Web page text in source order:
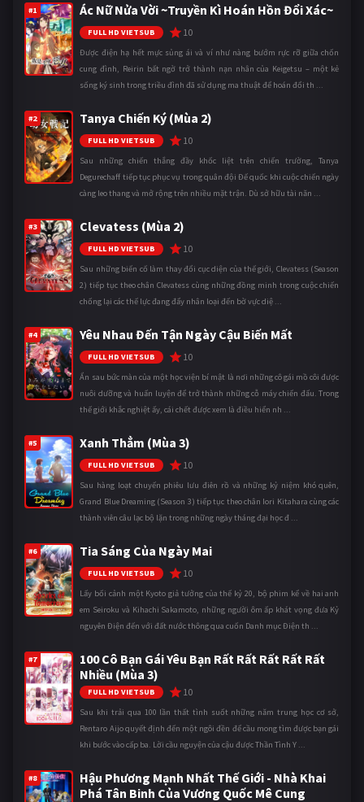
#1 Ác Nữ Nửa Vời ~Truyền Kì Hoán Hồn Đổi Xác~
FULL HD VIETSUB 10
Được điện hạ hết mực sủng ái và ví như nàng bướm rực rỡ giữa chốn
cung đình, Reirin bất ngờ trở thành nạn nhân của Keigetsu – một kẻ
sống ký sinh trong triều đình đã sử dụng ma thuật để hoán đổi th ...
#2 Tanya Chiến Ký (Mùa 2)
FULL HD VIETSUB 10
Sau những chiến thắng đầy khốc liệt trên chiến trường, Tanya
Degurechaff tiếp tục phục vụ trong quân đội Đế quốc khi cuộc chiến ngày
càng leo thang và mở rộng trên nhiều mặt trận. Dù sở hữu tài năn ...
#3 Clevatess (Mùa 2)
FULL HD VIETSUB 10
Sau những biến cố làm thay đổi cục diện của thế giới, Clevatess (Season
2) tiếp tục theo chân Clevatess cùng những đồng minh trong cuộc chiến
chống lại các thế lực đang đẩy nhân loại đến bờ vực diệ ...
#4 Yêu Nhau Đến Tận Ngày Cậu Biến Mất
FULL HD VIETSUB 10
Ẩn sau bức màn của một học viện bí mật là nơi những cô gái mồ côi được
nuôi dưỡng và huấn luyện để trở thành những cỗ máy chiến đấu. Trong
thế giới khắc nghiệt ấy, cái chết được xem là điều hiển nh ...
#5 Xanh Thẳm (Mùa 3)
FULL HD VIETSUB 10
Sau hàng loạt chuyến phiêu lưu điên rồ và những kỷ niệm khó quên,
Grand Blue Dreaming (Season 3) tiếp tục theo chân Iori Kitahara cùng các
thành viên câu lạc bộ lặn trong những ngày tháng đại học đ ...
#6 Tia Sáng Của Ngày Mai
FULL HD VIETSUB 10
Lấy bối cảnh một Kyoto giả tưởng của thế kỷ 20, bộ phim kể về hai anh
em Seiroku và Kihachi Sakamoto, những người ôm ấp khát vọng đưa Kỷ
nguyên Điện đến với đất nước thông qua cuốn Danh mục Điện th ...
#7
100 Cô Bạn Gái Yêu Bạn Rất Rất Rất Rất Rất
Nhiều (Mùa 3)
FULL HD VIETSUB 10
Sau khi trải qua 100 lần thất tình suốt những năm trung học cơ sở,
Rentaro Aijo quyết định đến một ngôi đền để cầu mong tìm được bạn gái
khi bước vào cấp ba. Lời cầu nguyện của cậu được Thần Tình Y ...
#8
Hậu Phương Mạnh Nhất Thế Giới - Nhà Khai
Phá Tân Binh Của Vương Quốc Mê Cung